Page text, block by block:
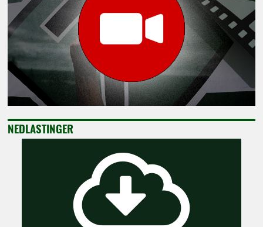
NEDLASTINGER